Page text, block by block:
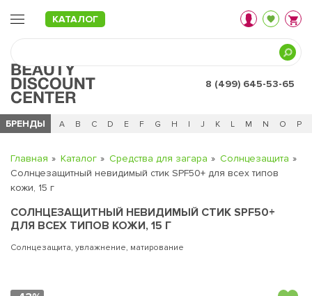
КАТАЛОГ
8 (499) 645-53-65
БРЕНДЫ
Ч 0 - 9 A B C D E F G H I J K L M N O P
Главная Каталог Средства для загара
Солнцезащита
Солнцезащитный невидимый стик SPF50+ для всех типов
кожи, 15 г
СОЛНЦЕЗАЩИТНЫЙ НЕВИДИМЫЙ СТИК SPF50+
ДЛЯ ВСЕХ ТИПОВ КОЖИ, 15 Г
Солнцезащита, увлажнение, матирование